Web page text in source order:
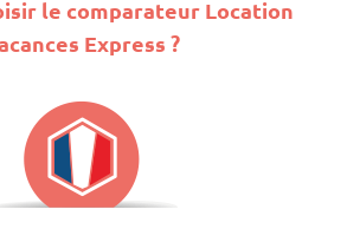
le comparateur Location
Express ?